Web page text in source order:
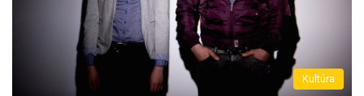
Kultúra